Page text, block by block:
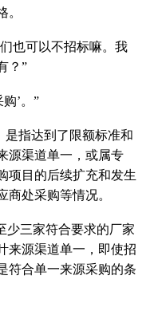
。
也可以不招标嘛。我
？”
’。”
是指达到了限额标准和
源渠道单一，或属专
项目的后续扩充和发生
商处采购等情况。
少三家符合要求的厂家
来源渠道单一，即使招
符合单一来源采购的条